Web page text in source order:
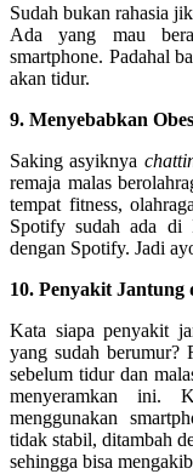
Sudah bukan rahasia
Ada yang mau
smartphone. Padahal
akan tidur.
9. Menyebabkan
Saking asyiknya
remaja malas
tempat fitness,
Spotify sudah ada di
dengan Spotify. Jadi
10. Penyakit Jantung
Kata siapa penyakit
yang sudah berumur?
sebelum tidur dan
menyeramkan ini.
menggunakan
tidak stabil, ditambah
sehingga bisa